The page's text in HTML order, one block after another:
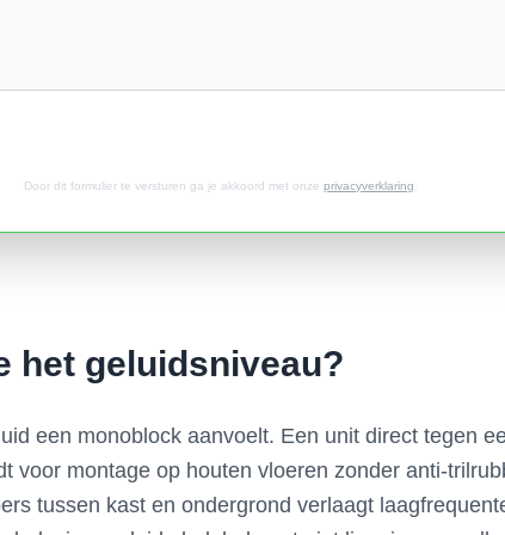
Door dit formulier te versturen ga je akkoord met onzeprivacyverklaring.
het geluidsniveau?
een monoblock aanvoelt. Een unit direct tegen
voor montage op houten vloeren zonder anti-
tussen kast en ondergrond verlaagt